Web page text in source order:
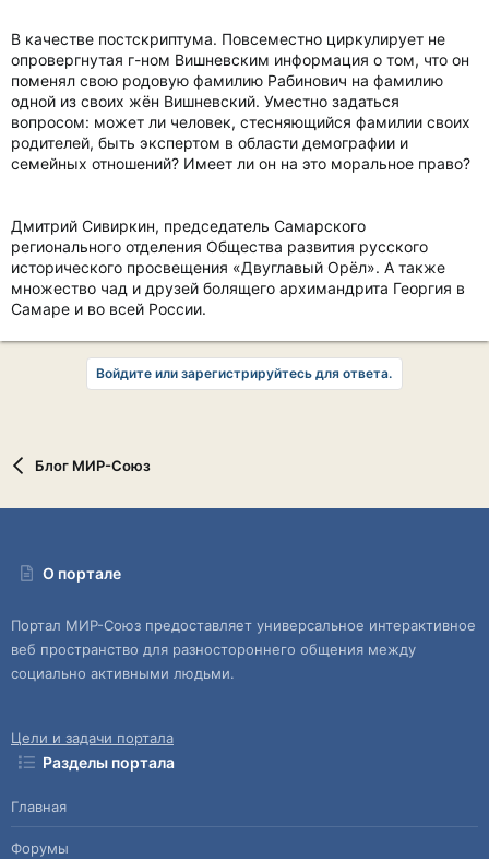
В качестве постскриптума. Повсеместно циркулирует не
опровергнутая г-ном Вишневским информация о том, что он
поменял свою родовую фамилию Рабинович на фамилию
одной из своих жён Вишневский. Уместно задаться
вопросом: может ли человек, стесняющийся фамилии своих
родителей, быть экспертом в области демографии и
семейных отношений? Имеет ли он на это моральное право?
Дмитрий Сивиркин, председатель Самарского
регионального отделения Общества развития русского
исторического просвещения «Двуглавый Орёл». А также
множество чад и друзей болящего архимандрита Георгия в
Самаре и во всей России.
Войдите или зарегистрируйтесь для ответа.
Блог МИР-Союз
О портале
Портал МИР-Союз предоставляет универсальное интерактивное
веб пространство для разностороннего общения между
социально активными людьми.
Цели и задачи портала
Разделы портала
Главная
Форумы